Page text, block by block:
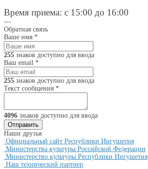
Время приема: с 15:00 до 16:00
---
Обратная связь
Ваше имя *
255 знаков доступно для ввода
Ваш email *
255 знаков доступно для ввода
Текст сообщения *
4096 знаков доступно для ввода
Наши друзья
Официальный сайт Республики Ингушетия
Министерства культуры Российской Федерации
Министерство культуры Республики Ингушетия
Наш технический партнер